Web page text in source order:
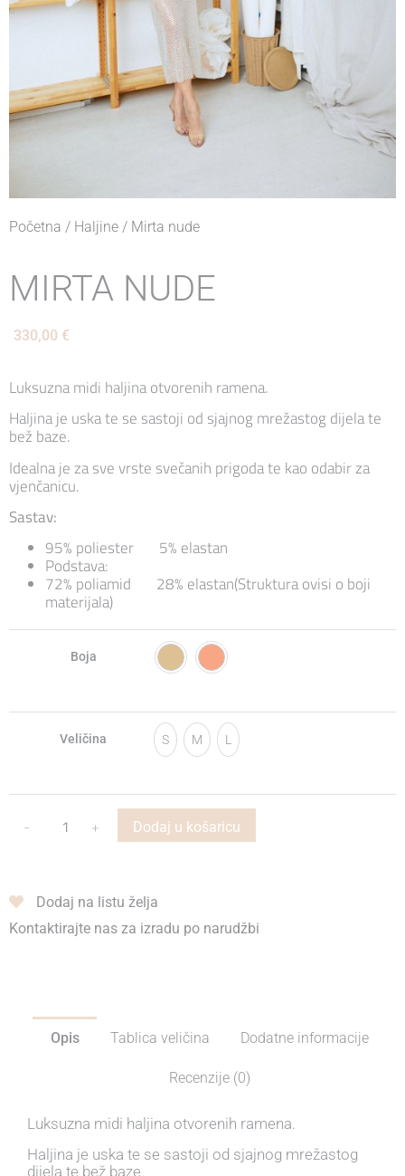
Početna / Haljine / Mirta nude
MIRTA NUDE
330,00 €
Luksuzna midi haljina otvorenih ramena.
Haljina je uska te se sastoji od sjajnog mrežastog dijela te
bež baze.
Idealna je za sve vrste svečanih prigoda te kao odabir za
vjenčanicu.
Sastav:
95% poliester 5% elastan
Podstava:
72% poliamid 28% elastan(Struktura ovisi o boji
materijala)
Boja
Veličina S M L
- + Dodaj u košaricu
Dodaj na listu želja
Kontaktirajte nas za izradu po narudžbi
Opis Tablica veličina Dodatne informacije
Recenzije (0)
Luksuzna midi haljina otvorenih ramena.
Haljina je uska te se sastoji od sjajnog mrežastog
dijela te bež baze.